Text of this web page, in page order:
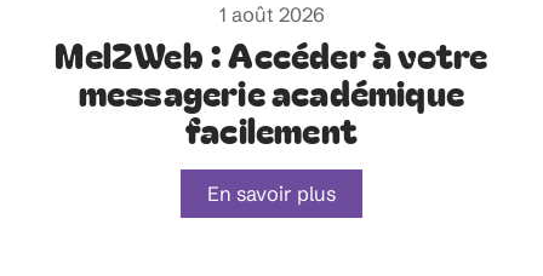
1 août 2026
Mel2Web : Accéder à votre
messagerie académique
facilement
En savoir plus